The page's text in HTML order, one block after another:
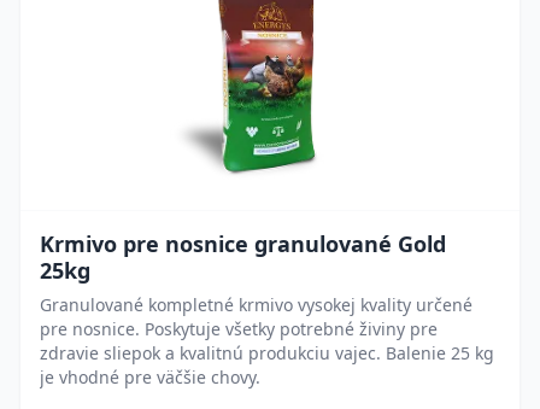
Krmivo pre nosnice granulované Gold
25kg
Granulované kompletné krmivo vysokej kvality určené
pre nosnice. Poskytuje všetky potrebné živiny pre
zdravie sliepok a kvalitnú produkciu vajec. Balenie 25 kg
je vhodné pre väčšie chovy.